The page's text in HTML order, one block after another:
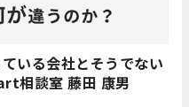
いる会社とそうでない
相談室 藤田 康男